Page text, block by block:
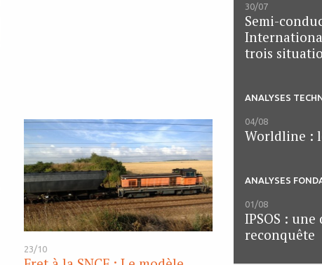
23/10
30/07
Semi-
trois
ANALYSES
04/08
Worldline :
ANALYSES
01/08
IPSOS :
reconquête